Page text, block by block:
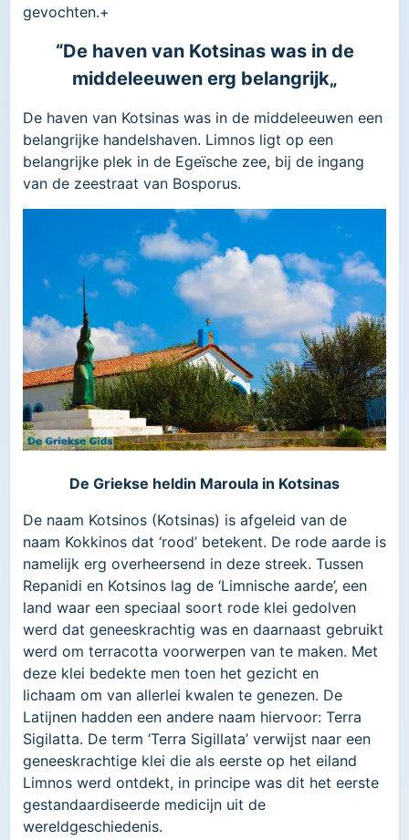
gevochten.+
“De haven van Kotsinas was in de
middeleeuwen erg belangrijk„
De haven van Kotsinas was in de middeleeuwen een
belangrijke handelshaven. Limnos ligt op een
belangrijke plek in de Egeïsche zee, bij de ingang
van de zeestraat van Bosporus.
De Griekse heldin Maroula in Kotsinas
De naam Kotsinos (Kotsinas) is afgeleid van de
naam Kokkinos dat ‘rood’ betekent. De rode aarde is
namelijk erg overheersend in deze streek. Tussen
Repanidi en Kotsinos lag de ‘Limnische aarde’, een
land waar een speciaal soort rode klei gedolven
werd dat geneeskrachtig was en daarnaast gebruikt
werd om terracotta voorwerpen van te maken. Met
deze klei bedekte men toen het gezicht en
lichaam om van allerlei kwalen te genezen. De
Latijnen hadden een andere naam hiervoor: Terra
Sigilatta. De term ‘Terra Sigillata’ verwijst naar een
geneeskrachtige klei die als eerste op het eiland
Limnos werd ontdekt, in principe was dit het eerste
gestandaardiseerde medicijn uit de
wereldgeschiedenis.